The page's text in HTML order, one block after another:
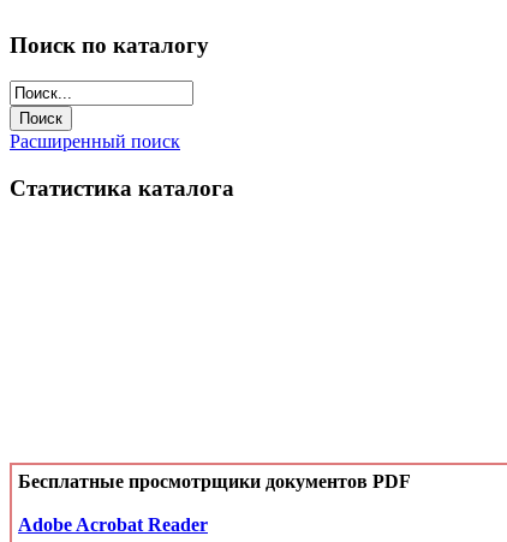
Поиск по каталогу
Расширенный поиск
Статистика каталога
Бесплатные просмотрщики документов PDF
Adobe Acrobat Reader